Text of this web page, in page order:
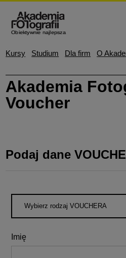
Kursy Studium Dla firm O
Akademia
Voucher
Podaj dane
Imię